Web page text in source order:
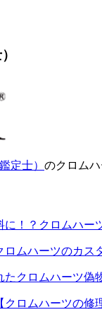
定士） のクロム
！？クロムハ
ムハーツのカス
クロムハーツ偽
ロムハーツの修